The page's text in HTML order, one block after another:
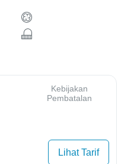
Kebijakan
Pembatalan
Lihat Tarif